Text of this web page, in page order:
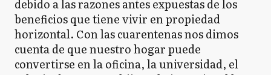
debido a las razones antes expuestas de los
beneficios que tiene vivir en propiedad
horizontal. Con las cuarentenas nos dimos
cuenta de que nuestro hogar puede
convertirse en la oficina, la universidad, el